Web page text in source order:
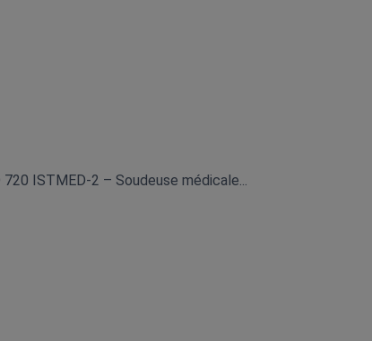
720 ISTMED‑2 – Soudeuse médicale...